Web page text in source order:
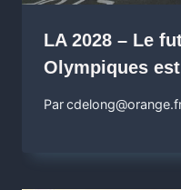
LA 2028 – Le
Olympiques
Par